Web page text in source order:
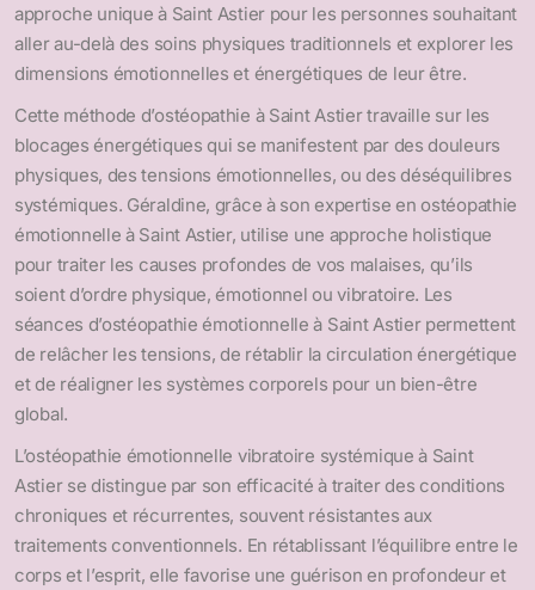
approche unique à Saint Astier pour les personnes souhaitant
aller au-delà des soins physiques traditionnels et explorer les
dimensions émotionnelles et énergétiques de leur être.
Cette méthode d’ostéopathie à Saint Astier travaille sur les
blocages énergétiques qui se manifestent par des douleurs
physiques, des tensions émotionnelles, ou des déséquilibres
systémiques. Géraldine, grâce à son expertise en ostéopathie
émotionnelle à Saint Astier, utilise une approche holistique
pour traiter les causes profondes de vos malaises, qu’ils
soient d’ordre physique, émotionnel ou vibratoire. Les
séances d’ostéopathie émotionnelle à Saint Astier permettent
de relâcher les tensions, de rétablir la circulation énergétique
et de réaligner les systèmes corporels pour un bien-être
global.
L’ostéopathie émotionnelle vibratoire systémique à Saint
Astier se distingue par son efficacité à traiter des conditions
chroniques et récurrentes, souvent résistantes aux
traitements conventionnels. En rétablissant l’équilibre entre le
corps et l’esprit, elle favorise une guérison en profondeur et